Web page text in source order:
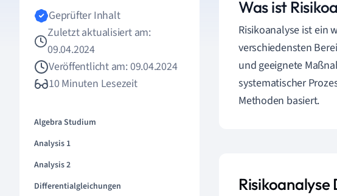
Geprüfter Inhalt
Zuletzt aktualisiert am:
09.04.2024
Veröffentlicht am: 09.04.2024
10 Minuten Lesezeit
Algebra Studium
Analysis 1
Analysis 2
Differentialgleichungen
Was ist
Risikoanalyse ist ein
verschiedensten
und geeignete
systematischer
Methoden basiert.